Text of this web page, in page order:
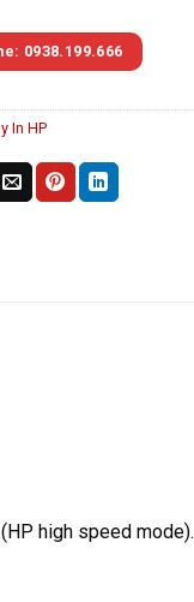
0938.199.666
In HP
high speed mode).